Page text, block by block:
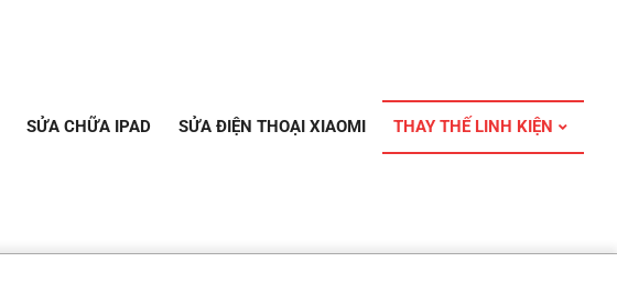
SỬA CHỮA IPAD SỬA ĐIỆN THOẠI XIAOMI THAY THẾ LINH KIỆN